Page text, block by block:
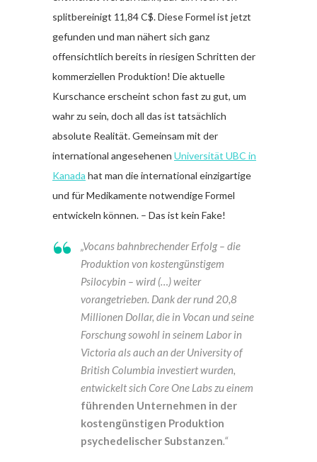
splitbereinigt 11,84 C$. Diese Formel ist jetzt
gefunden und man nähert sich ganz
offensichtlich bereits in riesigen Schritten der
kommerziellen Produktion! Die aktuelle
Kurschance erscheint schon fast zu gut, um
wahr zu sein, doch all das ist tatsächlich
absolute Realität. Gemeinsam mit der
international angesehenen Universität UBC in
Kanada hat man die international einzigartige
und für Medikamente notwendige Formel
entwickeln können. – Das ist kein Fake!
„Vocans bahnbrechender Erfolg – die
Produktion von kostengünstigem
Psilocybin – wird (…) weiter
vorangetrieben. Dank der rund 20,8
Millionen Dollar, die in Vocan und seine
Forschung sowohl in seinem Labor in
Victoria als auch an der University of
British Columbia investiert wurden,
entwickelt sich Core One Labs zu einem
führenden Unternehmen in der
kostengünstigen Produktion
psychedelischer Substanzen.“